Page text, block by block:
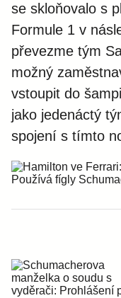
se skloňovalo s
Formule 1 v
převezme tým
možný
vstoupit do
jako jedenáctý
spojení s tímto